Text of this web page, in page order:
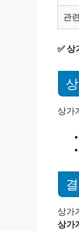
관
✅상
상가
상가
상가